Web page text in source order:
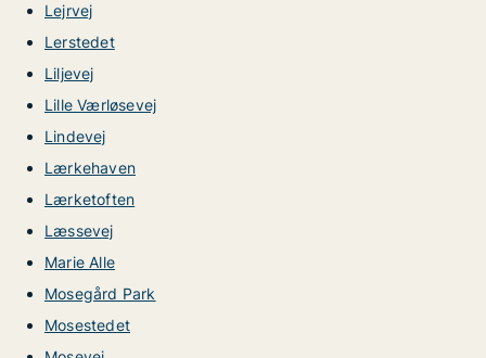
Lejrvej
Lerstedet
Liljevej
Lille Værløsevej
Lindevej
Lærkehaven
Lærketoften
Læssevej
Marie Alle
Mosegård Park
Mosestedet